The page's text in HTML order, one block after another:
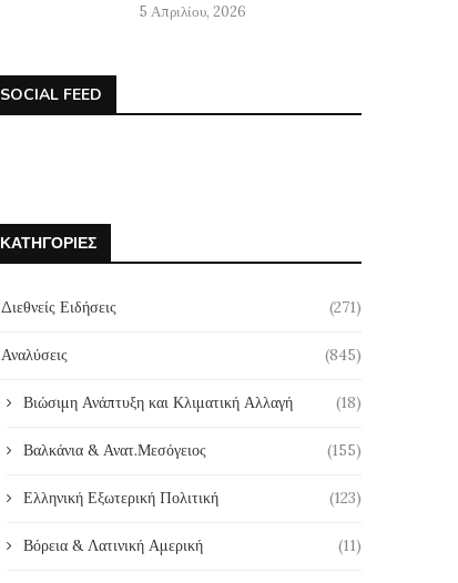
5 Απριλίου, 2026
SOCIAL FEED
ΚΑΤΗΓΟΡΊΕΣ
Διεθνείς Ειδήσεις (271)
Αναλύσεις (845)
Βιώσιμη Ανάπτυξη και Κλιματική Αλλαγή (18)
Βαλκάνια & Ανατ.Μεσόγειος (155)
Ελληνική Εξωτερική Πολιτική (123)
Βόρεια & Λατινική Αμερική (11)